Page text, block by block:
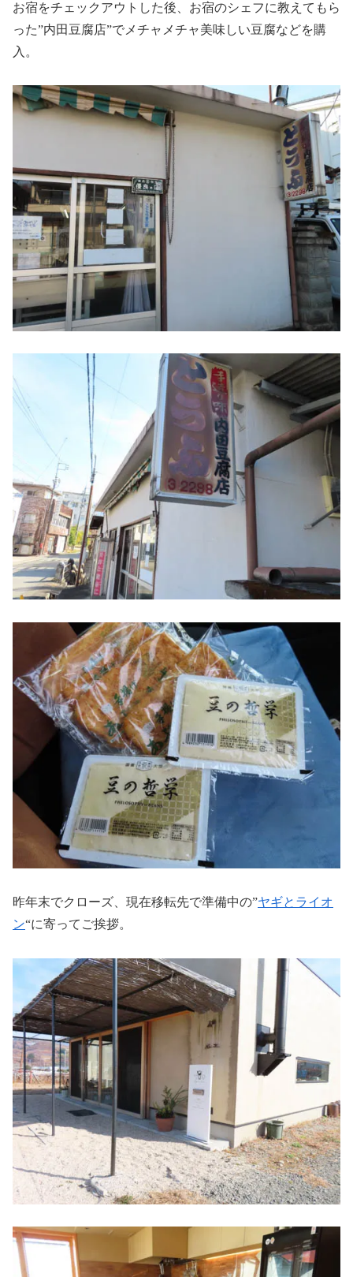
お宿をチェックアウトした後、お宿のシェフに教えてもら
った”内田豆腐店”でメチャメチャ美味しい豆腐などを購
入。
昨年末でクローズ、現在移転先で準備中の”ヤギとライオ
ン“に寄ってご挨拶。